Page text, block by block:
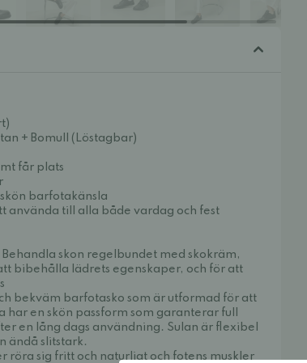
+ Bomull (Löstagbar)
får plats
skön barfotakänsla
använda till alla både vardag och fest
skon regelbundet med skokräm,
bibehålla lädrets egenskaper, och för att
bekväm barfotasko som är utformad för att
har en skön passform som garanterar full
en lång dags användning. Sulan är flexibel
ändå slitstark.
röra sig fritt och naturligt och fotens muskler